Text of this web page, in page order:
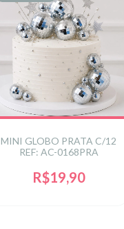
MINI GLOBO PRATA C/12
REF: AC-0168PRA
R$19,90